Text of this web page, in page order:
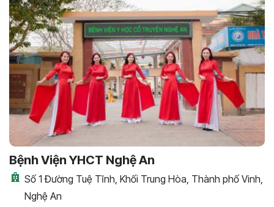
Bệnh Viện YHCT Nghệ An
Số 1 Đường Tuệ Tĩnh, Khối Trung Hòa, Thành phố Vinh,
Nghệ An